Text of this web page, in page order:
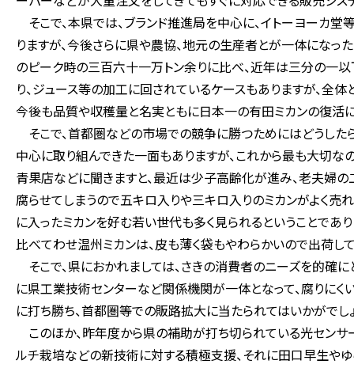
そこで、本県では、ブランド推進局を中心に、イトーヨーカ
りますが、今後さらに県や農協、地元の生産者とが一体にな
のピーク時の三百六十一万トン余りに比べ、近年は三分の一
り、ジュース等の加工に回されているケースもありますが、全
今後も品質や収穫量と名実ともに日本一の有田ミカンの復活
そこで、首都圏などの市場での競争に勝つためにはどうした
中心に取り組んできた一面もありますが、これから最も大切な
青果店などに聞きますと、最近は少子高齢化が進み、老夫婦
腐らせてしまうので五キロ入りや三キロ入りのミカンがよく売
に入ったミカンを好む若い世代も多く見られるということであ
比べてわせ温州ミカンは、皮も薄く袋もやわらかいので出荷
そこで、県におかれましては、さきの消費者のニーズを的確
に県工業技術センターなど関係機関が一体となって、腐りに
に打ち勝ち、首都圏等での販路拡大に当たられてはいかがでし
このほか、昨年度から県の補助が打ち切られている光セン
ルチ栽培などの新技術に対する積極支援、それに田口早生や